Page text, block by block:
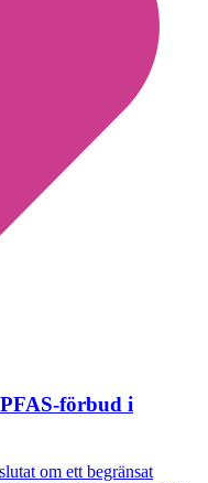
förbud i
om ett begränsat